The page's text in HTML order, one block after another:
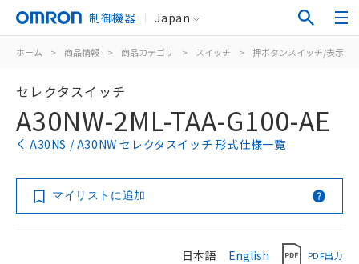
制御機器 Japan
ホーム > 商品情報 > 商品カテゴリ > スイッチ > 押ボタンスイッチ/表示灯
セレクタスイッチ
A30NW-2ML-TAA-G100-AE
A30NS / A30NW セレクタスイッチ 形式仕様一覧
マイリストに追加
日本語 English PDF出力